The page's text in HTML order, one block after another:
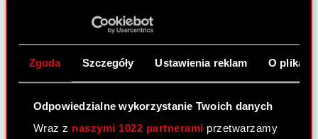
Zgoda Szczegóły Ustawienia reklam O
Odpowiedzialne wykorzystanie Twoich danych
Wraz z naszymi 1022 partnerami przetwarzamy
12.10.2022
akcjach własnych od 5.10.2022 do
Raport bieżący nr 41/2022